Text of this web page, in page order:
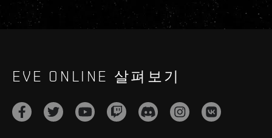
EVE ONLINE 살펴보기